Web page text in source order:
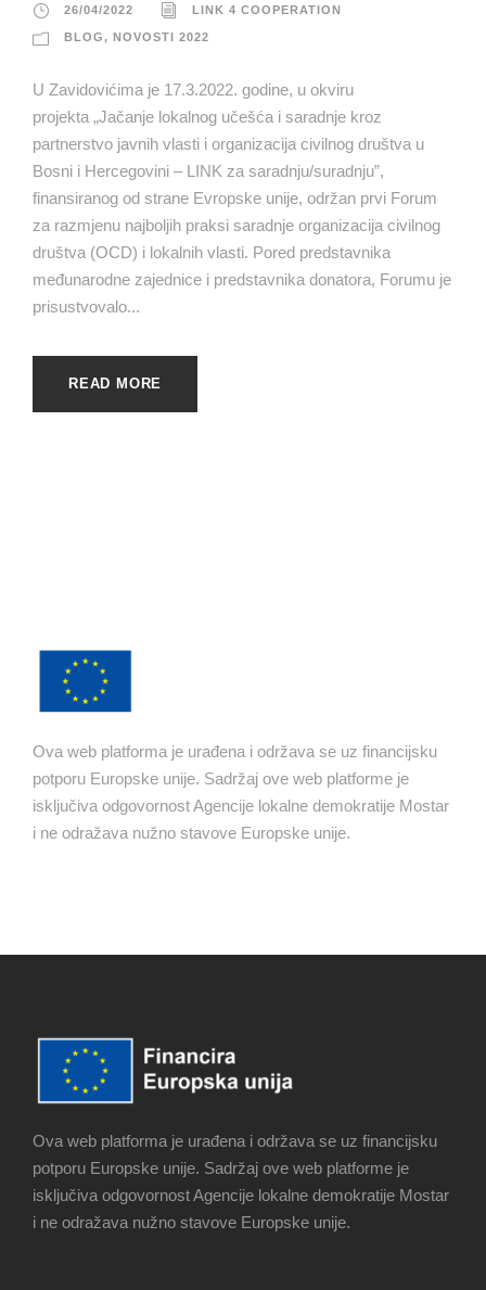
26/04/2022 LINK 4 COOPERATION
BLOG, NOVOSTI 2022
U Zavidovićima je 17.3.2022. godine, u okviru
projekta „Jačanje lokalnog učešća i saradnje kroz
partnerstvo javnih vlasti i organizacija civilnog društva u
Bosni i Hercegovini – LINK za saradnju/suradnju”,
finansiranog od strane Evropske unije, održan prvi Forum
za razmjenu najboljih praksi saradnje organizacija civilnog
društva (OCD) i lokalnih vlasti. Pored predstavnika
međunarodne zajednice i predstavnika donatora, Forumu je
prisustvovalo...
READ MORE
Ova web platforma je urađena i održava se uz financijsku
potporu Europske unije. Sadržaj ove web platforme je
isključiva odgovornost Agencije lokalne demokratije Mostar
i ne odražava nužno stavove Europske unije.
Ova web platforma je urađena i održava se uz financijsku
potporu Europske unije. Sadržaj ove web platforme je
isključiva odgovornost Agencije lokalne demokratije Mostar
i ne odražava nužno stavove Europske unije.